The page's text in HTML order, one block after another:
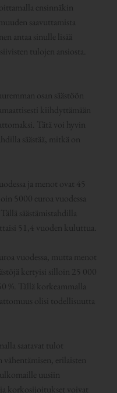
ensinnäkin
saavuttamista
antaa sinulle lisää
tulojen ansiosta.
osan säästöön
kiihdyttämään
Tätä voi hyvin
säästää, mitkä on
ja menot ovat 45
5000 euroa vuodessa
säästämistahdilla
51,4 vuoden kuluttua.
vuodessa, mutta menot
kertyisi silloin 25 000
%. Tällä korkeammalla
olisi todellisuutta
saatavat tulot
erilaisten
uusiin
korkosijoitukset voivat